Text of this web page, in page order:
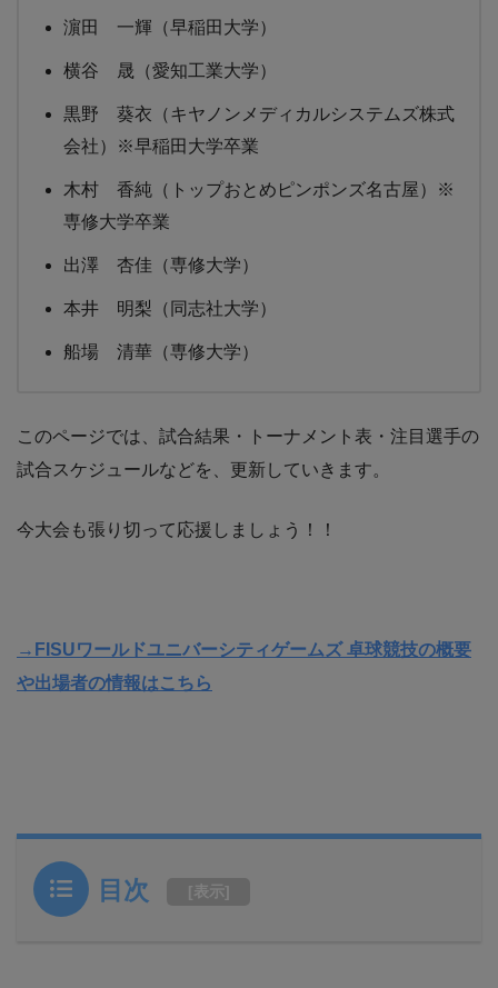
濵田 一輝（早稲田大学）
横谷 晟（愛知工業大学）
黒野 葵衣（キヤノンメディカルシステムズ株式
会社）※早稲田大学卒業
木村 香純（トップおとめピンポンズ名古屋）※
専修大学卒業
出澤 杏佳（専修大学）
本井 明梨（同志社大学）
船場 清華（専修大学）
このページでは、試合結果・トーナメント表・注目選手の
試合スケジュールなどを、更新していきます。
今大会も張り切って応援しましょう！！
→FISUワールドユニバーシティゲームズ 卓球競技の概要
や出場者の情報はこちら
目次 [表示]